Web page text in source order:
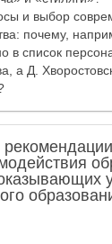
и выбор
почему,
в список
а Д.